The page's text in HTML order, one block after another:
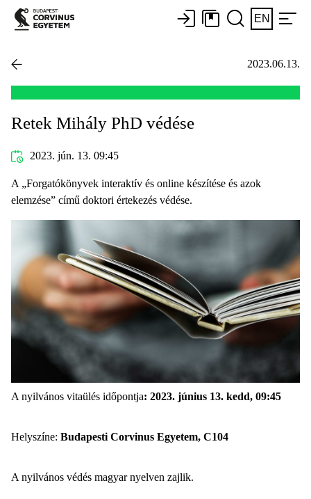
EN
2023.06.13.
Retek Mihály PhD védése
2023. jún. 13. 09:45
A „Forgatókönyvek interaktív és online készítése és azok
elemzése” című doktori értekezés védése.
A nyilvános vitaülés időpontja: 2023. június 13. kedd, 09:45
Helyszíne: Budapesti Corvinus Egyetem, C104
A nyilvános védés magyar nyelven zajlik.